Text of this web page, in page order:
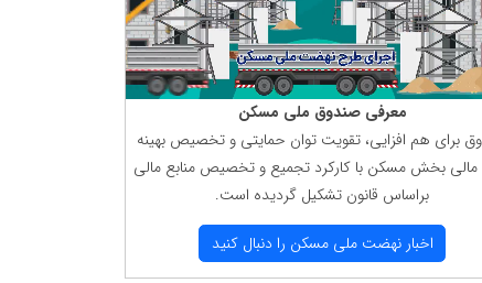
معرفی صندوق ملی مسكن
برای هم افزایی، تقویت توان حمایتی و تخصیص بهینه
مالی بخش مسكن با كاركرد تجمیع و تخصیص منابع مالی
براساس قانون تشكیل گردیده است.
اخبار نهضت ملی مسكن را دنبال كنید